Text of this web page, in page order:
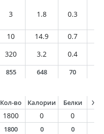
3 1.8 0.3
10 14.9 0.7
320 3.2 0.4
855 648 70
Кол-во Калории Белки
1800 0 0
1800 0 0